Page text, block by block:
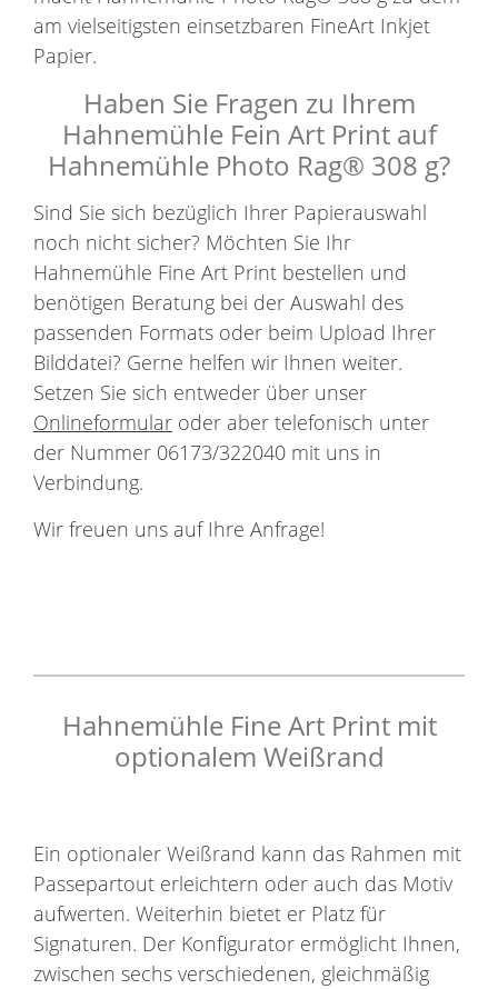
am vielseitigsten einsetzbaren FineArt Inkjet
Papier.
Haben Sie Fragen zu Ihrem
Hahnemühle Fein Art Print auf
Hahnemühle Photo Rag® 308 g?
Sind Sie sich bezüglich Ihrer Papierauswahl
noch nicht sicher? Möchten Sie Ihr
Hahnemühle Fine Art Print bestellen und
benötigen Beratung bei der Auswahl des
passenden Formats oder beim Upload Ihrer
Bilddatei? Gerne helfen wir Ihnen weiter.
Setzen Sie sich entweder über unser
Onlineformular oder aber telefonisch unter
der Nummer 06173/322040 mit uns in
Verbindung.
Wir freuen uns auf Ihre Anfrage!
Hahnemühle Fine Art Print mit
optionalem Weißrand
Ein optionaler Weißrand kann das Rahmen mit
Passepartout erleichtern oder auch das Motiv
aufwerten. Weiterhin bietet er Platz für
Signaturen. Der Konfigurator ermöglicht Ihnen,
zwischen sechs verschiedenen, gleichmäßig